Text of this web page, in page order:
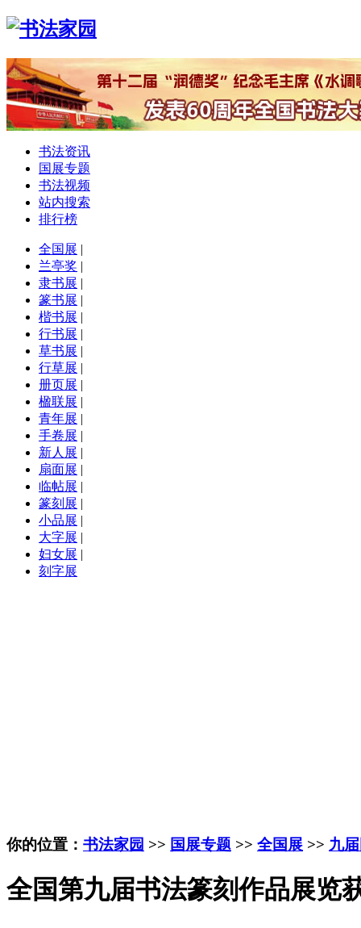
书法资讯
国展专题
书法视频
站内搜索
排行榜
全国展 |
兰亭奖 |
隶书展 |
篆书展 |
楷书展 |
行书展 |
草书展 |
行草展 |
册页展 |
楹联展 |
青年展 |
手卷展 |
新人展 |
扇面展 |
临帖展 |
篆刻展 |
小品展 |
大字展 |
妇女展 |
刻字展
你的位置： 书法家园 >> 国展专题 >> 全国展 >> 九
全国第九届书法篆刻作品展览